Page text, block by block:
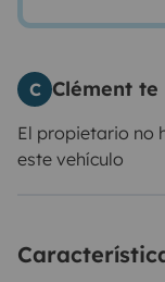
C Clément
El propietario no
este vehículo